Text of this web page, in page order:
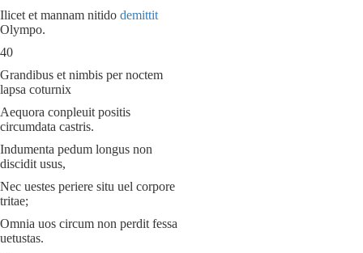
Ilicet et mannam nitido demittit
Olympo.
40
Grandibus et nimbis per noctem
lapsa coturnix
Aequora conpleuit positis
circumdata castris.
Indumenta pedum longus non
discidit usus,
Nec uestes periere situ uel corpore
tritae;
Omnia uos circum non perdit fessa
uetustas.